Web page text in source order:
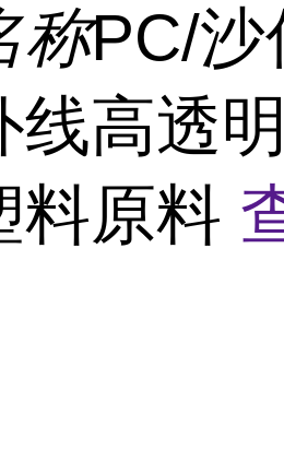
称PC/沙
线高透
料原料